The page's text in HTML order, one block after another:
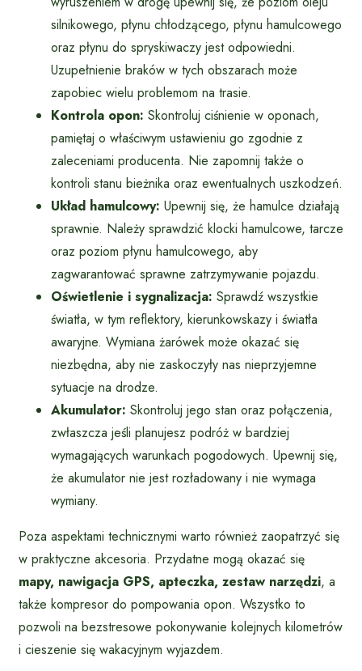
silnikowego, płynu chłodzącego, płynu hamulcowego
oraz płynu do spryskiwaczy jest odpowiedni.
Uzupełnienie braków w tych obszarach może
zapobiec wielu problemom na trasie.
Kontrola opon: Skontroluj ciśnienie w oponach,
pamiętaj o właściwym ustawieniu go zgodnie z
zaleceniami producenta. Nie zapomnij także o
kontroli stanu bieżnika oraz ewentualnych uszkodzeń.
Układ hamulcowy: Upewnij się, że hamulce działają
sprawnie. Należy sprawdzić klocki hamulcowe, tarcze
oraz poziom płynu hamulcowego, aby
zagwarantować sprawne zatrzymywanie pojazdu.
Oświetlenie i sygnalizacja: Sprawdź wszystkie
światła, w tym reflektory, kierunkowskazy i światła
awaryjne. Wymiana żarówek może okazać się
niezbędna, aby nie zaskoczyły nas nieprzyjemne
sytuacje na drodze.
Akumulator: Skontroluj jego stan oraz połączenia,
zwłaszcza jeśli planujesz podróż w bardziej
wymagających warunkach pogodowych. Upewnij się,
że akumulator nie jest rozładowany i nie wymaga
wymiany.
Poza aspektami technicznymi warto również zaopatrzyć się
w praktyczne akcesoria. Przydatne mogą okazać się
mapy, nawigacja GPS, apteczka, zestaw narzędzi, a
także kompresor do pompowania opon. Wszystko to
pozwoli na bezstresowe pokonywanie kolejnych kilometrów
i cieszenie się wakacyjnym wyjazdem.